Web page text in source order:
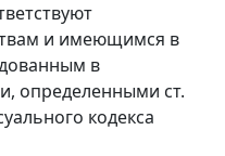
и имеющимся в
в
определенными ст.
кодекса